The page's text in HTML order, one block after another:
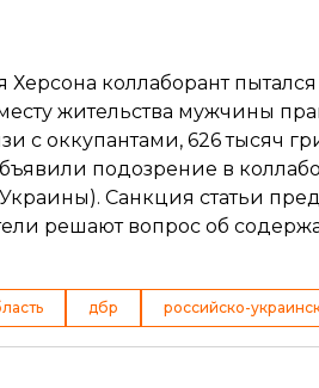
коллаборант
жительства мужчины
с оккупантами, 626 тысяч
подозрение в
Санкция статьи
решают вопрос об
дбр российско-